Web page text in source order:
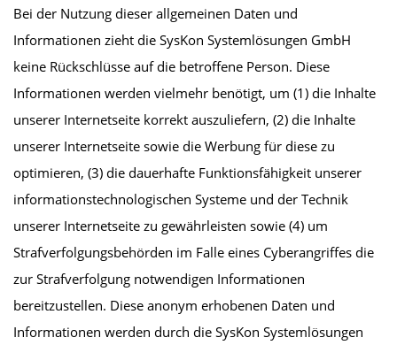
Bei der Nutzung dieser allgemeinen Daten und
Informationen zieht die SysKon Systemlösungen GmbH
keine Rückschlüsse auf die betroffene Person. Diese
Informationen werden vielmehr benötigt, um (1) die Inhalte
unserer Internetseite korrekt auszuliefern, (2) die Inhalte
unserer Internetseite sowie die Werbung für diese zu
optimieren, (3) die dauerhafte Funktionsfähigkeit unserer
informationstechnologischen Systeme und der Technik
unserer Internetseite zu gewährleisten sowie (4) um
Strafverfolgungsbehörden im Falle eines Cyberangriffes die
zur Strafverfolgung notwendigen Informationen
bereitzustellen. Diese anonym erhobenen Daten und
Informationen werden durch die SysKon Systemlösungen